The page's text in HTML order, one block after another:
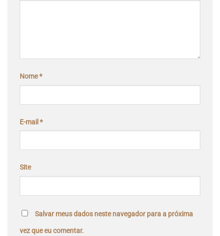
Nome*
E-mail *
Site
Salvar meus dados neste navegador para a próxima
vez que eu comentar.